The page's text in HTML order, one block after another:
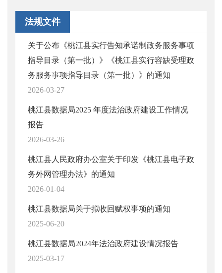
法规文件
关于公布《桃江县实行告知承诺制政务服务事项
指导目录（第一批）》《桃江县实行容缺受理政
务服务事项指导目录（第一批）》的通知
2026-03-27
桃江县数据局2025 年度法治政府建设工作情况
报告
2026-03-26
桃江县人民政府办公室关于印发《桃江县电子政
务外网管理办法》的通知
2026-01-04
桃江县数据局关于拟收回赋权事项的通知
2025-06-20
桃江县数据局2024年法治政府建设情况报告
2025-03-17